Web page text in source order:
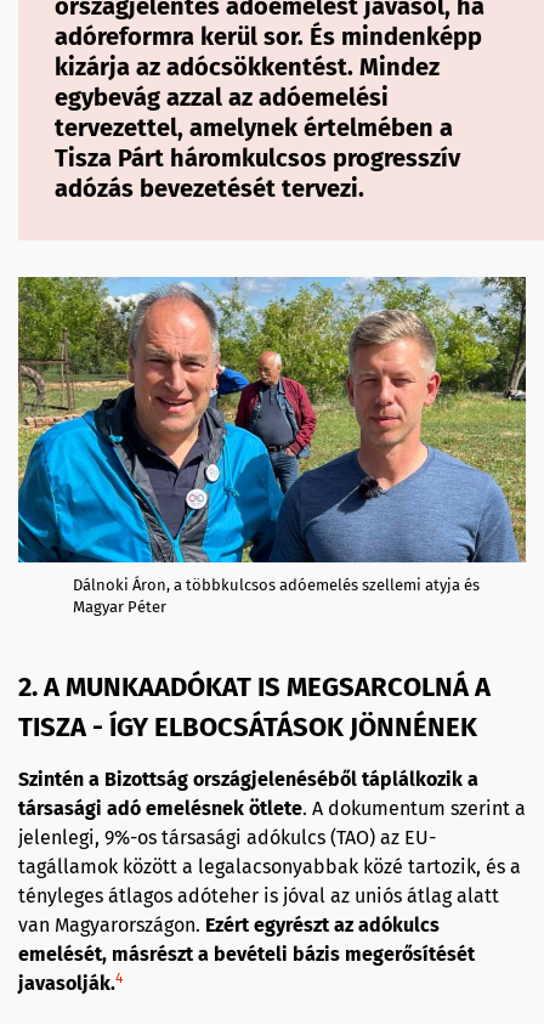
adóreformra kerül sor. És mindenképp
kizárja az adócsökkentést. Mindez
egybevág azzal az adóemelési
tervezettel, amelynek értelmében a
Tisza Párt háromkulcsos progresszív
adózás bevezetését tervezi.
Dálnoki Áron, a többkulcsos adóemelés szellemi atyja és
Magyar Péter
2. A MUNKAADÓKAT IS MEGSARCOLNÁ A
TISZA - ÍGY ELBOCSÁTÁSOK JÖNNÉNEK
Szintén a Bizottság országjelenéséből táplálkozik a
társasági adó emelésnek ötlete. A dokumentum szerint a
jelenlegi, 9%-os társasági adókulcs (TAO) az EU-
tagállamok között a legalacsonyabbak közé tartozik, és a
tényleges átlagos adóteher is jóval az uniós átlag alatt
van Magyarországon. Ezért egyrészt az adókulcs
emelését, másrészt a bevételi bázis megerősítését
javasolják.4